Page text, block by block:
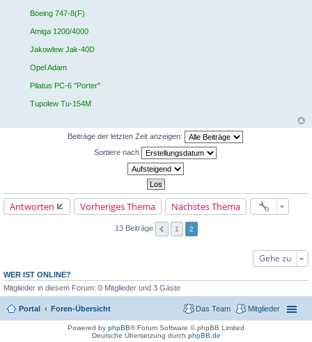
Boeing 747-8(F)
Amiga 1200/4000
Jakowlew Jak-40D
Opel Adam
Pilatus PC-6 "Porter"
Tupolew Tu-154M
Beiträge der letzten Zeit anzeigen:
Sortiere nach
Antworten Vorheriges Thema Nächstes Thema
13 Beiträge 1 2
Gehe zu
WER IST ONLINE?
Mitglieder in diesem Forum: 0 Mitglieder und 3 Gäste
Portal Foren-Übersicht Mitglieder
Das Team
Powered by phpBB® Forum Software © phpBB Limited
Deutsche Übersetzung durch phpBB.de